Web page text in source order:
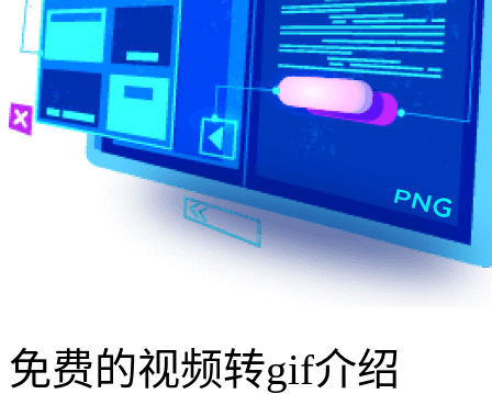
免费的视频转gif介绍